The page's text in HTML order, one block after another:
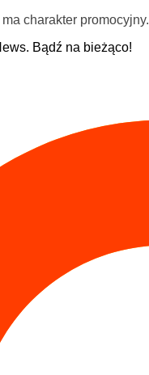
charakter promocyjny.
Bądź na bieżąco!